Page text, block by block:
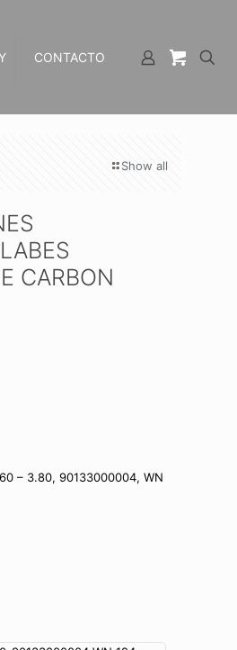
CONTACTO
Show all
CARBON
– 3.80, 90133000004, WN